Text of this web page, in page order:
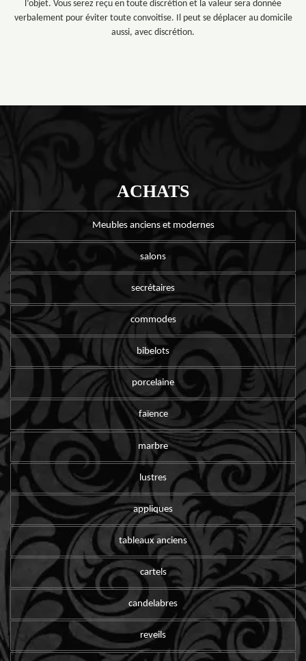
l’objet. Vous serez reçu en toute discrétion et la valeur sera donnée
verbalement pour éviter toute convoitise. Il peut se déplacer au domicile
aussi, avec discrétion.
ACHATS
Meubles anciens et modernes
salons
secrétaires
commodes
bibelots
porcelaine
faïence
marbre
lustres
appliques
tableaux anciens
cartels
candelabres
reveils